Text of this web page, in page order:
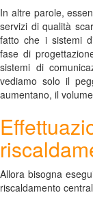
In altre parole,
servizi di qualità
fatto che i sistemi
fase di
sistemi di
vediamo solo il
aumentano, il
Allora bisogna
riscaldamento